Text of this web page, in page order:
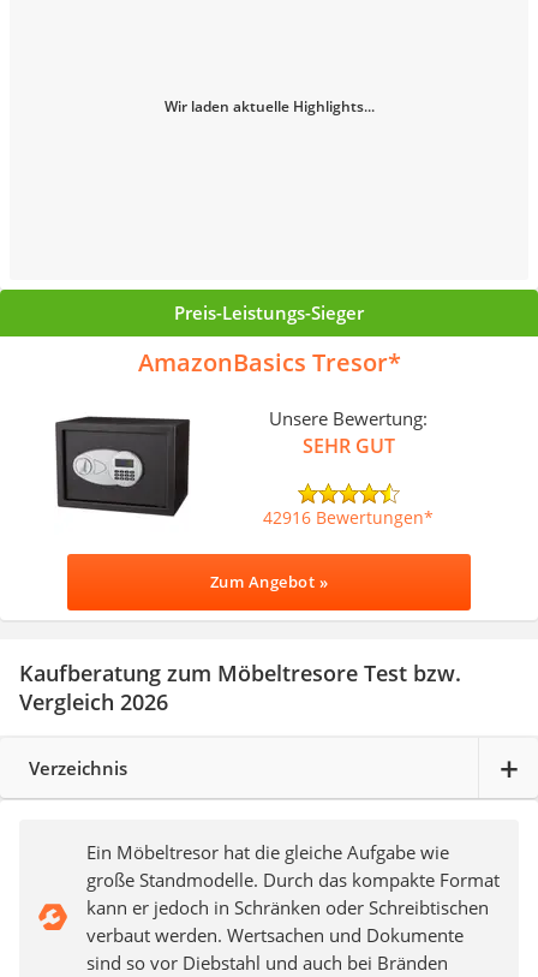
Wir laden aktuelle Highlights...
Preis-Leistungs-Sieger
AmazonBasics Tresor
Unsere Bewertung:
SEHR GUT
42916 Bewertungen
Zum Angebot »
Kaufberatung zum Möbeltresore Test bzw.
Vergleich 2026
Verzeichnis
Ein Möbeltresor hat die gleiche Aufgabe wie
große Standmodelle. Durch das kompakte Format
kann er jedoch in Schränken oder Schreibtischen
verbaut werden. Wertsachen und Dokumente
sind so vor Diebstahl und auch bei Bränden